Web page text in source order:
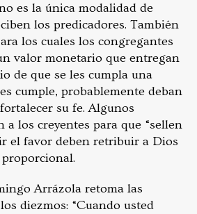
es la única modalidad de
los predicadores. También
los cuales los congregantes
valor monetario que entregan
de que se les cumpla una
cumple, probablemente deban
su fe. Algunos
a los creyentes para que “sellen
el favor deben retribuir a Dios
Arrázola retoma las
diezmos: “Cuando usted